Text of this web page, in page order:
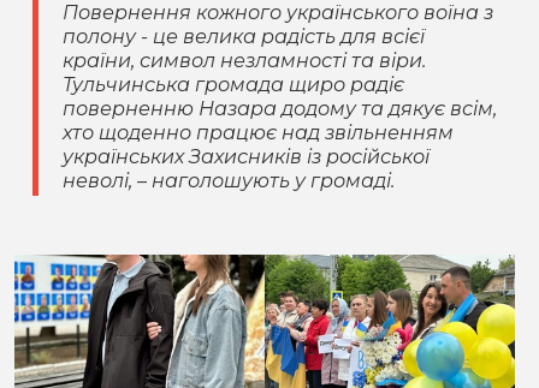
Повернення кожного українського воїна з
полону - це велика радість для всієї
країни, символ незламності та віри.
Тульчинська громада щиро радіє
поверненню Назара додому та дякує всім,
хто щоденно працює над звільненням
українських Захисників із російської
неволі, – наголошують у громаді.